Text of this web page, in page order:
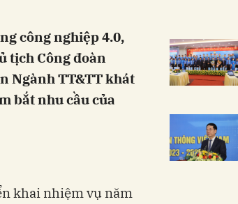
công nghiệp 4.0,
tịch Công đoàn
Ngành TT&TT khát
bắt nhu cầu của
khai nhiệm vụ năm